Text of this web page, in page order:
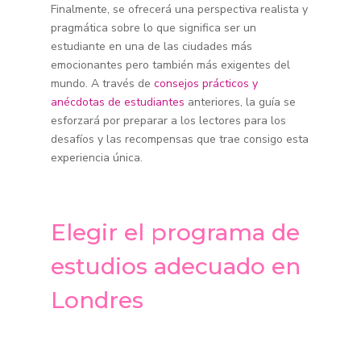
Finalmente, se ofrecerá una perspectiva realista y
pragmática sobre lo que significa ser un
estudiante en una de las ciudades más
emocionantes pero también más exigentes del
mundo. A través de consejos prácticos y
anécdotas de estudiantes anteriores, la guía se
esforzará por preparar a los lectores para los
desafíos y las recompensas que trae consigo esta
experiencia única.
Elegir el programa de
estudios adecuado en
Londres